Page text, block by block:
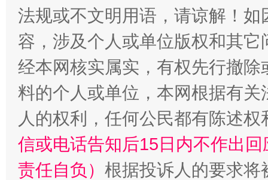
“蜀中异人”王建安的艺术幻境
法规或不文明用语，请谅解！
容，涉及个人或单位版权和其它
经本网核实属实，有权先行撤
料的个人或单位，本网根据有
人的权利，任何公民都有陈述
信或电话告知后15日内不作出
责任自负） 根据投诉人的要求将